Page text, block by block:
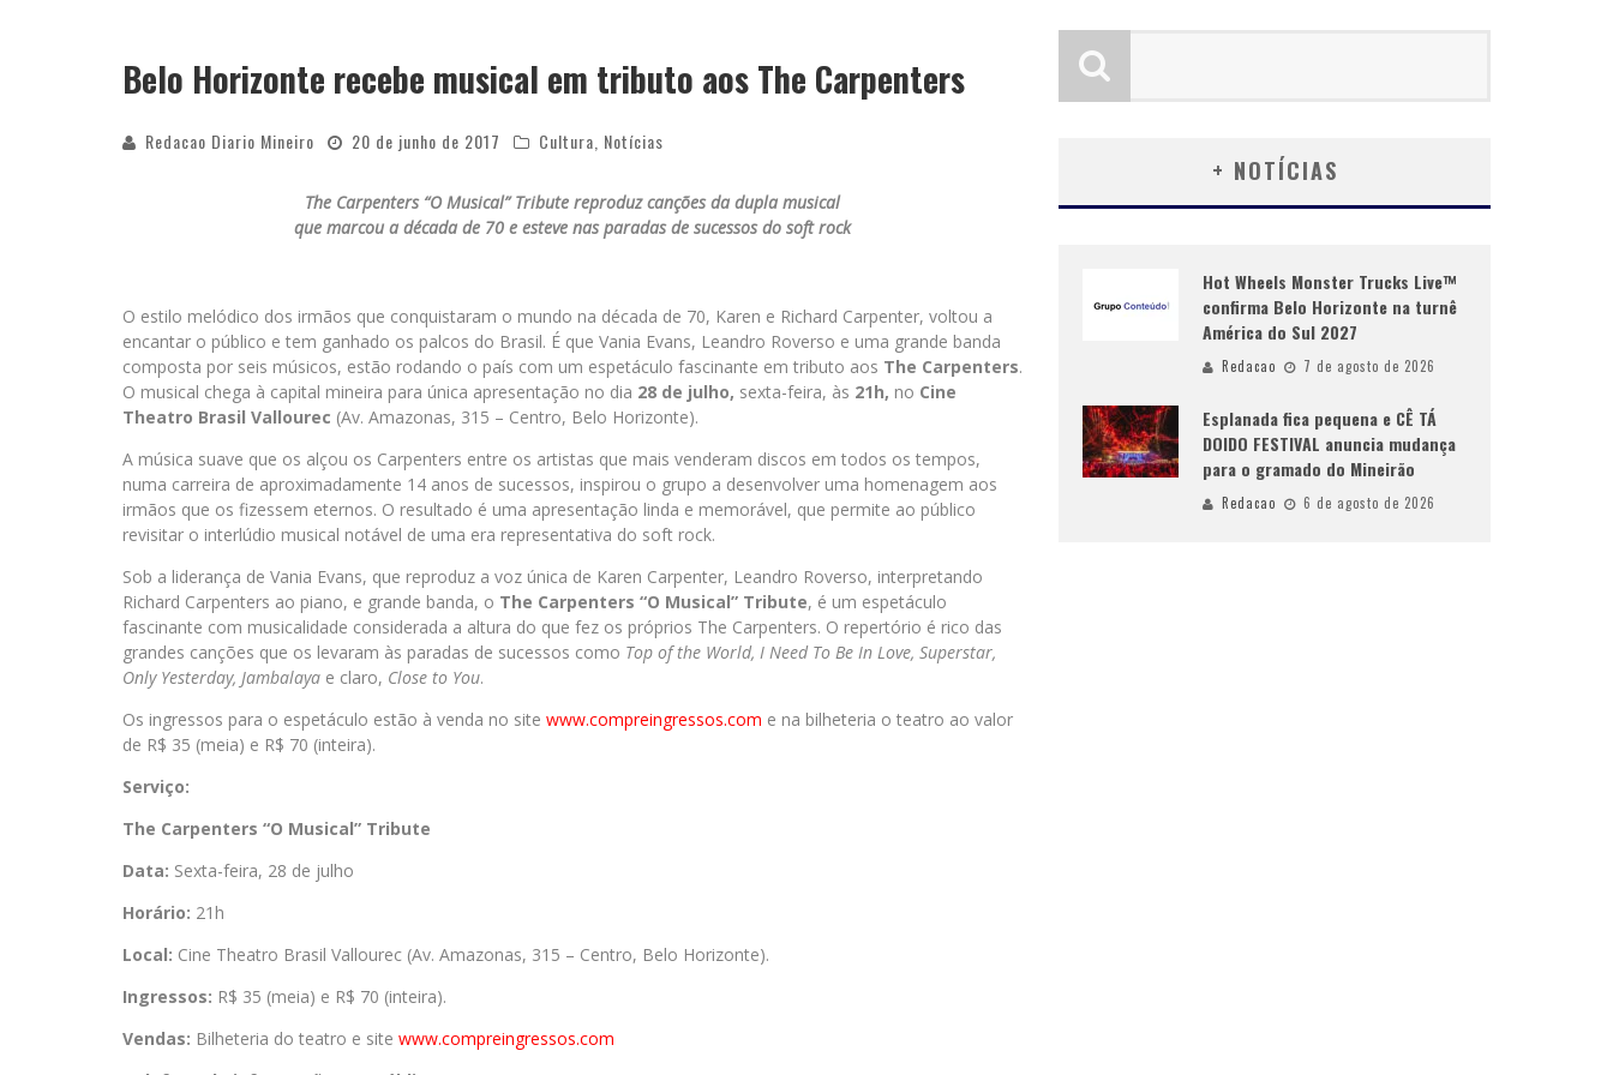
H
OT WHEELS MONSTER TRUCKS LIVE™ CONFIRMA BELO HORIZONTE NA TURNÊ AMÉRICA DO SUL 2027
Belo Horizonte recebe musical em tributo aos The Carpenters
Redacao Diario Mineiro 20 de junho de 2017 Cultura Notícias
The Carpenters “O Musical” Tribute reproduz canções da dupla musical
que marcou a década de 70 e esteve nas paradas de sucessos do soft rock
O estilo melódico dos irmãos que conquistaram o mundo na década de 70, Karen e Richard Carpenter, voltou a
encantar o público e tem ganhado os palcos do Brasil. É que Vania Evans, Leandro Roverso e uma grande banda
composta por seis músicos, estão rodando o país com um espetáculo fascinante em tributo aos The Carpenters.
O musical chega à capital mineira para única apresentação no dia 28 de julho, sexta-feira, às 21h, no Cine
Theatro Brasil Vallourec (Av. Amazonas, 315 – Centro, Belo Horizonte).
A música suave que os alçou os Carpenters entre os artistas que mais venderam discos em todos os tempos,
numa carreira de aproximadamente 14 anos de sucessos, inspirou o grupo a desenvolver uma homenagem aos
irmãos que os fizessem eternos. O resultado é uma apresentação linda e memorável, que permite ao público
revisitar o interlúdio musical notável de uma era representativa do soft rock.
Sob a liderança de Vania Evans, que reproduz a voz única de Karen Carpenter, Leandro Roverso, interpretando
Richard Carpenters ao piano, e grande banda, o The Carpenters “O Musical” Tribute, é um espetáculo
fascinante com musicalidade considerada a altura do que fez os próprios The Carpenters. O repertório é rico das
grandes canções que os levaram às paradas de sucessos como Top of the World, I Need To Be In Love, Superstar,
Only Yesterday, Jambalaya e claro, Close to You.
Os ingressos para o espetáculo estão à venda no site www.compreingressos.com e na bilheteria o teatro ao valor
de R$ 35 (meia) e R$ 70 (inteira).
Serviço:
The Carpenters “O Musical” Tribute
Data: Sexta-feira, 28 de julho
Horário: 21h
Local: Cine Theatro Brasil Vallourec (Av. Amazonas, 315 – Centro, Belo Horizonte).
Ingressos: R$ 35 (meia) e R$ 70 (inteira).
Vendas: Bilheteria do teatro e site www.compreingressos.com
+ NOTÍCIAS
Hot Wheels Monster Trucks Live™
confirma Belo Horizonte na turnê
América do Sul 2027
Redacao 7 de agosto de 2026
Esplanada fica pequena e CÊ TÁ
DOIDO FESTIVAL anuncia mudança
para o gramado do Mineirão
Redacao 6 de agosto de 2026